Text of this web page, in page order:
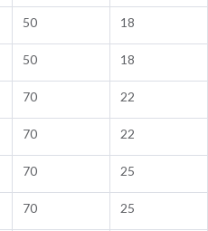
50 18
50 18
70 22
70 22
70 25
70 25